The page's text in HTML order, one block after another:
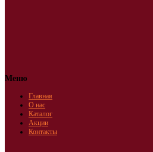
Меню
Главная
О нас
Каталог
Акции
Контакты